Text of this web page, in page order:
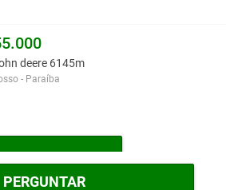
PERGUNTAR
deere 6145m
- Paraíba